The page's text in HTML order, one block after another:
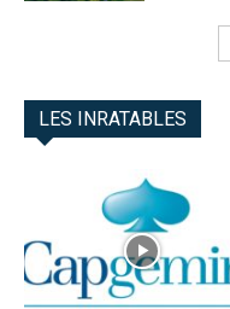
LES INRATABLES